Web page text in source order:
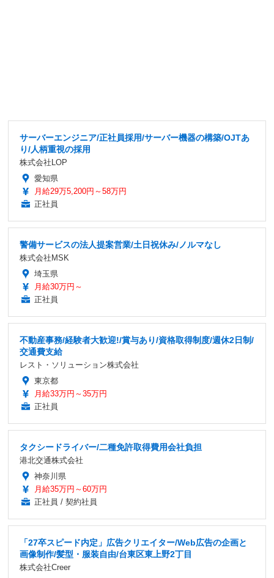
サーバーエンジニア/正社員採用/サーバー機器の構築/OJTあ
り/人柄重視の採用
株式会社LOP
愛知県
月給29万5,200円～58万円
正社員
警備サービスの法人提案営業/土日祝休み/ノルマなし
株式会社MSK
埼玉県
月給30万円～
正社員
不動産事務/経験者大歓迎!/賞与あり/資格取得制度/週休2日制/
交通費支給
レスト・ソリューション株式会社
東京都
月給33万円～35万円
正社員
タクシードライバー/二種免許取得費用会社負担
港北交通株式会社
神奈川県
月給35万円～60万円
正社員 / 契約社員
「27卒スピード内定」広告クリエイター/Web広告の企画と
画像制作/髪型・服装自由/台東区東上野2丁目
株式会社Creer